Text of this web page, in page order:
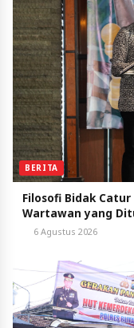
BERITA
Filosofi Bidak
Wartawan yang
6 Agustus 2026